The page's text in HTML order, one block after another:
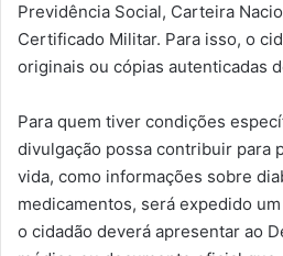
Previdência Social, Carteira
Certificado Militar. Para isso, o
originais ou cópias autenticadas
Para quem tiver condições
divulgação possa contribuir para
vida, como informações sobre
medicamentos, será expedido
o cidadão deverá apresentar ao